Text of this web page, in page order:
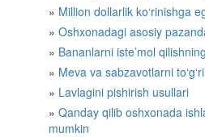
Million dollarlik ko‘rinishga
Oshxonadagi asosiy
Bananlarni iste’mol
Meva va sabzavotlarni
Lavlagini pishirish usullari
Qanday qilib oshxonada
mumkin